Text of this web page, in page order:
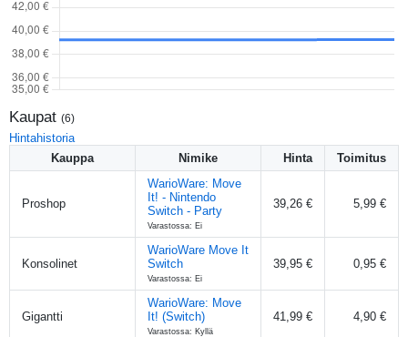
Kaupat (6)
Hintahistoria
Kauppa
Nimike Hinta Toimitus
Proshop
WarioWare: Move
It! - Nintendo
Switch - Party
Varastossa: Ei
39,26 € 5,99 €
Konsolinet
WarioWare Move It
Switch
Varastossa: Ei
39,95 € 0,95 €
Gigantti
WarioWare: Move
It! (Switch)
Varastossa: Kyllä
41,99 € 4,90 €